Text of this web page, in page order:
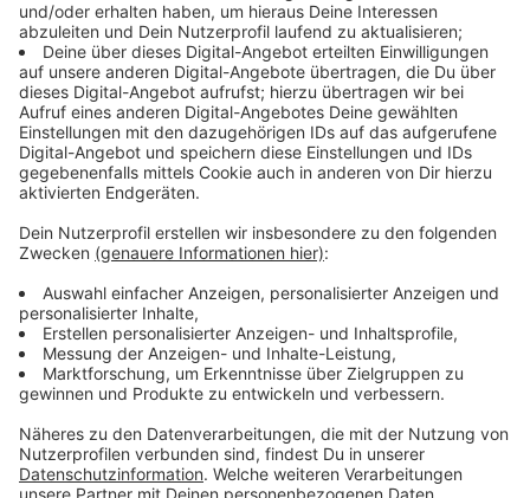
großer Traum.
Anzeige
Lotta durchfliegt den großen Parcours
Anzeige
Wenn Star-Kommentator Frank Buschmann selbst
fasziniert ist, soll das schon was heißen. Lotta aus
Vreden ist seit Jahren in Rhede in der Ninja Halle im
Training mit einer starken Truppe. Insgesamt 3 Kids
sind Teil der TV Sendung "Ninja Warrior Kids Academy".
Lotta hat sich bis zum Finale durchgesetzt und wie es
für sie in dem Parcours der Großen läuft, das können
wir Sonntag (14.12.) bei TOGGO und Super RTL um
19:40 Uhr sehen.